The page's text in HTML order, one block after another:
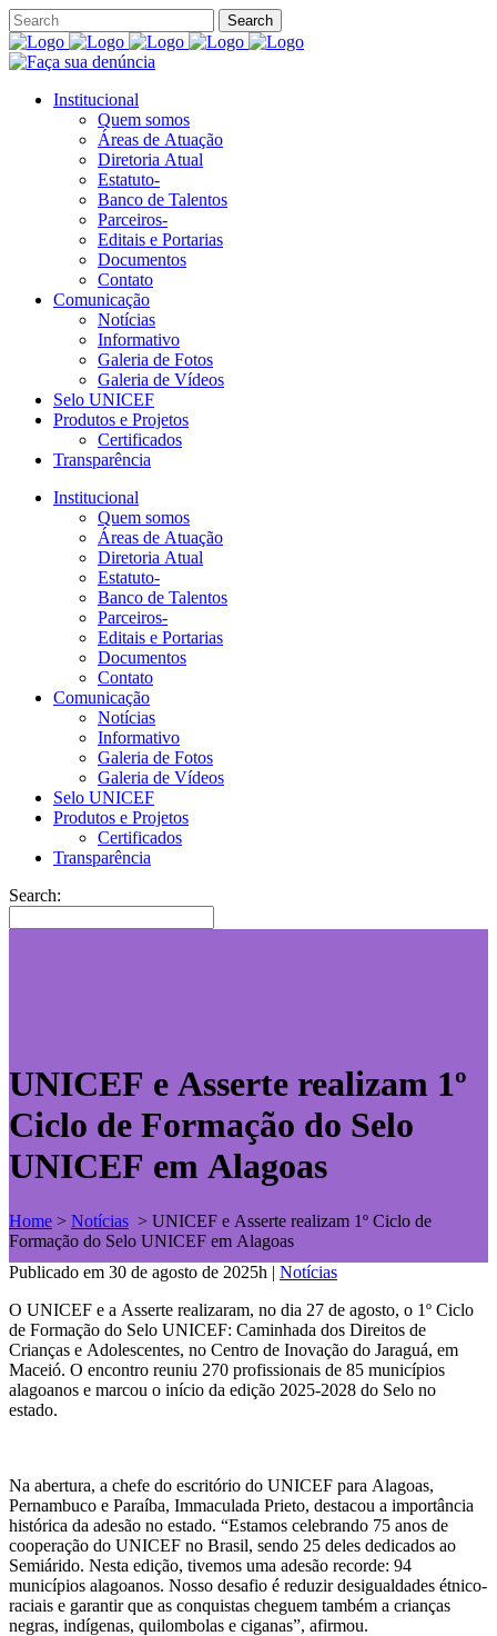
Institucional
Quem somos
Áreas de Atuação
Diretoria Atual
Estatuto-
Banco de Talentos
Parceiros-
Editais e Portarias
Documentos
Contato
Comunicação
Notícias
Informativo
Galeria de Fotos
Galeria de Vídeos
Selo UNICEF
Produtos e Projetos
Certificados
Transparência
Institucional
Quem somos
Áreas de Atuação
Diretoria Atual
Estatuto-
Banco de Talentos
Parceiros-
Editais e Portarias
Documentos
Contato
Comunicação
Notícias
Informativo
Galeria de Fotos
Galeria de Vídeos
Selo UNICEF
Produtos e Projetos
Certificados
Transparência
Search:
UNICEF e Asserte realizam 1º
Ciclo de Formação do Selo
UNICEF em Alagoas
Home > Notícias > UNICEF e Asserte realizam 1º Ciclo de
Formação do Selo UNICEF em Alagoas
Publicado em 30 de agosto de 2025h | Notícias
O UNICEF e a Asserte realizaram, no dia 27 de agosto, o 1º Ciclo
de Formação do Selo UNICEF: Caminhada dos Direitos de
Crianças e Adolescentes, no Centro de Inovação do Jaraguá, em
Maceió. O encontro reuniu 270 profissionais de 85 municípios
alagoanos e marcou o início da edição 2025-2028 do Selo no
estado.
Na abertura, a chefe do escritório do UNICEF para Alagoas,
Pernambuco e Paraíba, Immaculada Prieto, destacou a importância
histórica da adesão no estado. “Estamos celebrando 75 anos de
cooperação do UNICEF no Brasil, sendo 25 deles dedicados ao
Semiárido. Nesta edição, tivemos uma adesão recorde: 94
municípios alagoanos. Nosso desafio é reduzir desigualdades étnico-
raciais e garantir que as conquistas cheguem também a crianças
negras, indígenas, quilombolas e ciganas”, afirmou.